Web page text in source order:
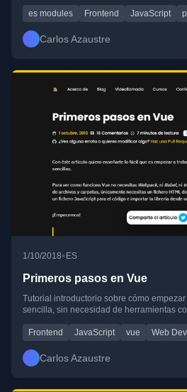
es modules Frontend JavaScript
Carlos Azaustre
1/10/2018• ES
Primeros pasos en Vue
Tutorial introductorio sobre cómo
sencilla, sin necesidad de herramientas
Frontend JavaScript vue Web
Carlos Azaustre